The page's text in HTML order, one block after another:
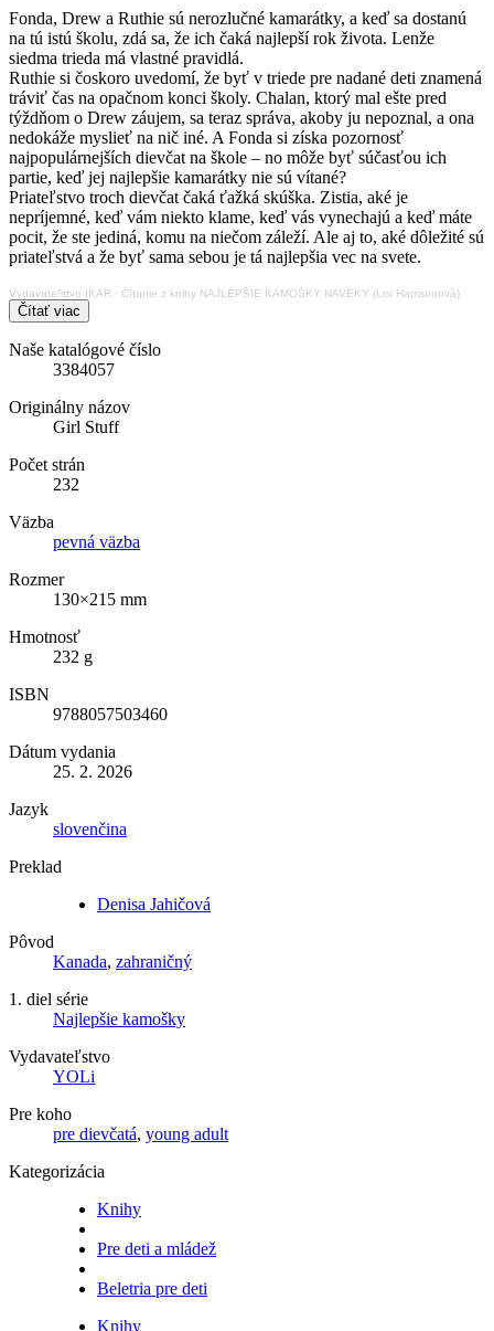
Fonda, Drew a Ruthie sú nerozlučné kamarátky, a keď sa dostanú
na tú istú školu, zdá sa, že ich čaká najlepší rok života. Lenže
siedma trieda má vlastné pravidlá.
Ruthie si čoskoro uvedomí, že byť v triede pre nadané deti znamená
tráviť čas na opačnom konci školy. Chalan, ktorý mal ešte pred
týždňom o Drew záujem, sa teraz správa, akoby ju nepoznal, a ona
nedokáže myslieť na nič iné. A Fonda si získa pozornosť
najpopulárnejších dievčat na škole – no môže byť súčasťou ich
partie, keď jej najlepšie kamarátky nie sú vítané?
Priateľstvo troch dievčat čaká ťažká skúška. Zistia, aké je
nepríjemné, keď vám niekto klame, keď vás vynechajú a keď máte
pocit, že ste jediná, komu na niečom záleží. Ale aj to, aké dôležité sú
priateľstvá a že byť sama sebou je tá najlepšia vec na svete.
Vydavateľstvo IKAR · Čítanie z knihy NAJLEPŠIE KAMOŠKY NAVEKY (Lisi Harrisonová)
Čítať viac
Naše katalógové číslo
3384057
Originálny názov
Girl Stuff
Počet strán
232
Väzba
pevná väzba
Rozmer
130×215 mm
Hmotnosť
232 g
ISBN
9788057503460
Dátum vydania
25. 2. 2026
Jazyk
slovenčina
Preklad
Denisa Jahičová
Pôvod
Kanada, zahraničný
1. diel série
Najlepšie kamošky
Vydavateľstvo
YOLi
Pre koho
pre dievčatá, young adult
Kategorizácia
Knihy
Pre deti a mládež
Beletria pre deti
Knihy